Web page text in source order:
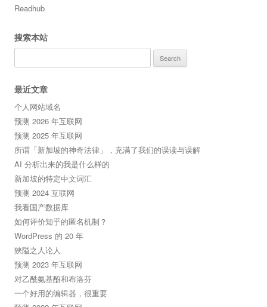
Readhub
搜索本站
for:
最近文章
个人网站域名
预测 2026 年互联网
预测 2025 年互联网
所谓「新加坡的神奇法律」，充满了我们的误读与误解
AI 分析出来的我是什么样的
新加坡的特定中文词汇
预测 2024 互联网
我看国产数据库
如何评价知乎的匿名机制？
WordPress 的 20 年
狹隘之人论人
预测 2023 年互联网
对乙酰氨基酚和布洛芬
一个好用的编辑器，很重要